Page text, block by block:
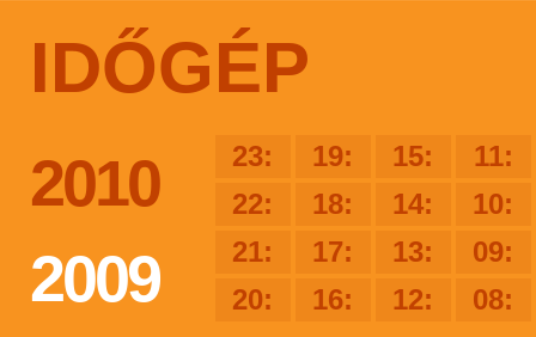
IDŐGÉP
2010
2009
23: 19: 15:
11:
22:
18: 14:
10:
21:
17: 13:
09:
20:
16: 12: 08: